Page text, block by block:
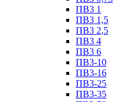
ПВ3 1
ПВ3 1,5
ПВ3 2,5
ПВ3 4
ПВ3 6
ПВ3-10
ПВ3-16
ПВ3-25
ПВ3-35